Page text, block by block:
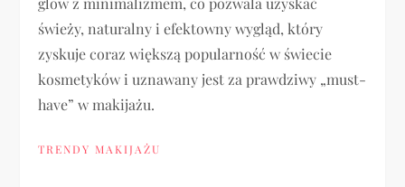
świeży, naturalny i efektowny wygląd, który
zyskuje coraz większą popularność w świecie
kosmetyków i uznawany jest za prawdziwy „must-
have” w makijażu.
TRENDY MAKIJAŻU